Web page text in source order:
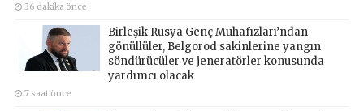
36 dakika önce
Birleşik Rusya Genç Muhafızları’ndan
gönüllüler, Belgorod sakinlerine yangın
söndürücüler ve jeneratörler konusunda
yardımcı olacak
7 saat önce